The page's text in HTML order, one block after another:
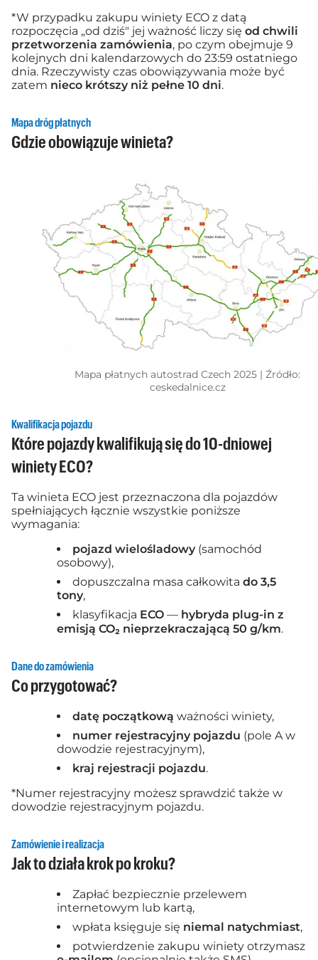
*W przypadku zakupu winiety ECO z datą
rozpoczęcia „od dziś" jej ważność liczy się od chwili
przetworzenia zamówienia, po czym obejmuje 9
kolejnych dni kalendarzowych do 23:59 ostatniego
dnia. Rzeczywisty czas obowiązywania może być
zatem nieco krótszy niż pełne 10 dni.
Mapa dróg płatnych
Gdzie obowiązuje winieta?
Mapa płatnych autostrad Czech 2025 | Źródło:
ceskedalnice.cz
Kwalifikacja pojazdu
Które pojazdy kwalifikują się do 10-dniowej
winiety ECO?
Ta winieta ECO jest przeznaczona dla pojazdów
spełniających łącznie wszystkie poniższe
wymagania:
pojazd wielośladowy (samochód
osobowy),
dopuszczalna masa całkowita do 3,5
tony,
klasyfikacja ECO — hybryda plug-in z
emisją CO₂ nieprzekraczającą 50 g/km.
Dane do zamówienia
Co przygotować?
datę początkową ważności winiety,
numer rejestracyjny pojazdu (pole A w
dowodzie rejestracyjnym),
kraj rejestracji pojazdu.
*Numer rejestracyjny możesz sprawdzić także w
dowodzie rejestracyjnym pojazdu.
Zamówienie i realizacja
Jak to działa krok po kroku?
Zapłać bezpiecznie przelewem
internetowym lub kartą,
wpłata księguje się niemal natychmiast,
potwierdzenie zakupu winiety otrzymasz